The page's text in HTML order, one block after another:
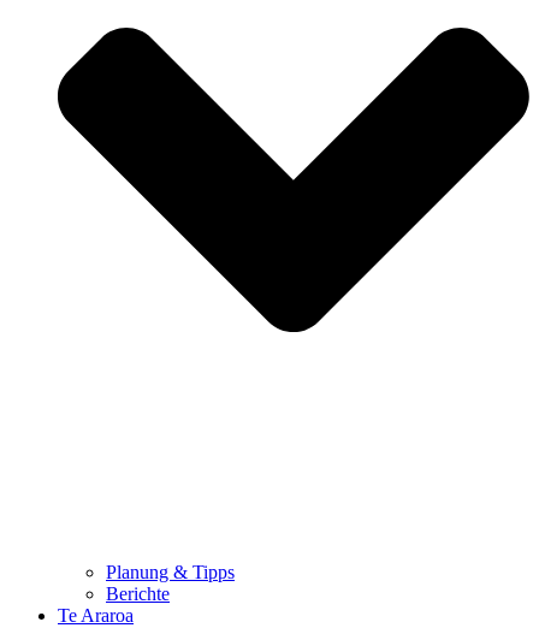
Planung & Tipps
Berichte
Te Araroa